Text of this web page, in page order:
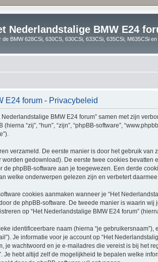
Nederlandstalige BMW E24
de BMW 628CSi, 630CS, 630CSi, 633CSi, 635CSi, M635CSi
E24 forum - Privacybeleid
BMW E24 forum” samen met zijn
(hierna “zij”, “hun”, “zijn”, “phpBB-software”,
verzameld. De eerste manier is door het gebruik
gedownload). De eerste twee cookies bevatten
de phpBB-software aan je toegewezen. Een derde
welke onderwerpen gelezen zijn en verbetert
cookies aanmaken wanneer je “Het
de phpBB-software. De tweede manier is waarin
op “Het Nederlandstalige BMW E24 forum”
identificeerbare naam (hierna “je
Je informatie voor je account op “Het
je wachtwoord en je e-mailadres die vereist is bij het
Je hebt altijd zelf de mogelijkheid te bepalen welke